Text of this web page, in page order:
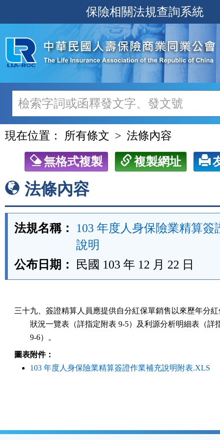
至
主
內
容
保險相關法規查詢系統
現在位置： 所有條文 法條內容
無格式複製 複製網址
法條內容
法規名稱：
103 年度人身保險業精算簽
說明
公布日期：
民國 103 年 12 月 22 日
三十九、簽證精算人員應提供自分紅保單銷售以來歷年分
狀況一覽表（詳指定附表 9-5）及利源分析明細表（詳
        9-6）。
圖表附件：
103 年度人身保險業精算簽證作業補充說明附表.XLS